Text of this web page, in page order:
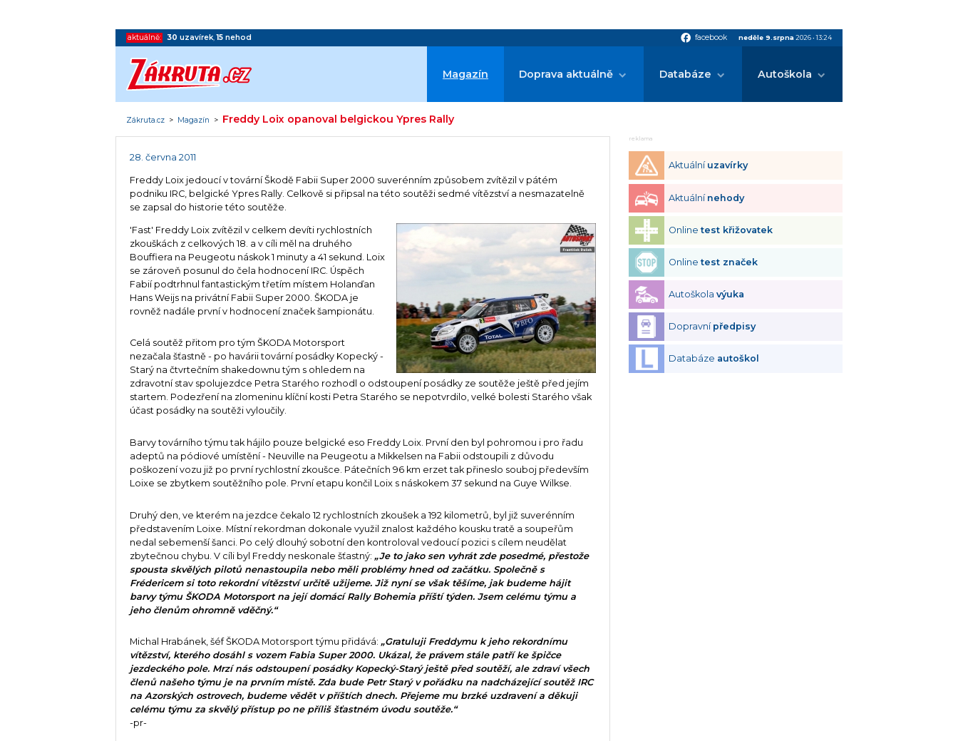
aktuálně: 30 uzavírek,15 nehod facebook facebook neděle 9.srpna 2026•13:24
Magazín Doprava aktuálně Databáze Autoškola
Zákruta.cz > Magazín > Freddy Loix opanoval belgickou Ypres Rally
28. června 2011
Freddy Loix jedoucí v tovární Škodě Fabii Super 2000 suverénním způsobem zvítězil v pátém
podniku IRC, belgické Ypres Rally. Celkově si připsal na této soutěži sedmé vítězství a nesmazatelně
se zapsal do historie této soutěže.
'Fast' Freddy Loix zvítězil v celkem devíti rychlostních
zkouškách z celkových 18. a v cíli měl na druhého
Bouffiera na Peugeotu náskok 1 minuty a 41 sekund. Loix
se zároveň posunul do čela hodnocení IRC. Úspěch
Fabií podtrhnul fantastickým třetím místem Holanďan
Hans Weijs na privátní Fabii Super 2000. ŠKODA je
rovněž nadále první v hodnocení značek šampionátu.
Celá soutěž přitom pro tým ŠKODA Motorsport
nezačala šťastně - po havárii tovární posádky Kopecký -
Starý na čtvrtečním shakedownu tým s ohledem na
zdravotní stav spolujezdce Petra Starého rozhodl o odstoupení posádky ze soutěže ještě před jejím
startem. Podezření na zlomeninu klíční kosti Petra Starého se nepotvrdilo, velké bolesti Starého však
účast posádky na soutěži vyloučily.
Barvy továrního týmu tak hájilo pouze belgické eso Freddy Loix. První den byl pohromou i pro řadu
adeptů na pódiové umístění - Neuville na Peugeotu a Mikkelsen na Fabii odstoupili z důvodu
poškození vozu již po první rychlostní zkoušce. Pátečních 96 km erzet tak přineslo souboj především
Loixe se zbytkem soutěžního pole. První etapu končil Loix s náskokem 37 sekund na Guye Wilkse.
Druhý den, ve kterém na jezdce čekalo 12 rychlostních zkoušek a 192 kilometrů, byl již suverénním
představením Loixe. Místní rekordman dokonale využil znalost každého kousku tratě a soupeřům
nedal sebemenší šanci. Po celý dlouhý sobotní den kontroloval vedoucí pozici s cílem neudělat
zbytečnou chybu. V cíli byl Freddy neskonale šťastný: „Je to jako sen vyhrát zde posedmé, přestože
spousta skvělých pilotů nenastoupila nebo měli problémy hned od začátku. Společně s
Frédericem si toto rekordní vítězství určitě užijeme. Již nyní se však těšíme, jak budeme hájit
barvy týmu ŠKODA Motorsport na její domácí Rally Bohemia příští týden. Jsem celému týmu a
jeho členům ohromně vděčný.“
Michal Hrabánek, šéf ŠKODA Motorsport týmu přidává:„Gratuluji Freddymu k jeho rekordnímu
vítězství, kterého dosáhl s vozem Fabia Super 2000. Ukázal, že právem stále patří ke špičce
jezdeckého pole. Mrzí nás odstoupení posádky Kopecký-Starý ještě před soutěží, ale zdraví všech
členů našeho týmu je na prvním místě. Zda bude Petr Starý v pořádku na nadcházející soutěž IRC
na Azorských ostrovech, budeme vědět v příštích dnech. Přejeme mu brzké uzdravení a děkuji
celému týmu za skvělý přístup po ne příliš šťastném úvodu soutěže.“
-pr-
reklama
Aktuální uzavírky
Aktuální nehody
Onlinetest křižovatek
Onlinetest značek
Autoškolavýuka
Dopravní předpisy
Databáze autoškol